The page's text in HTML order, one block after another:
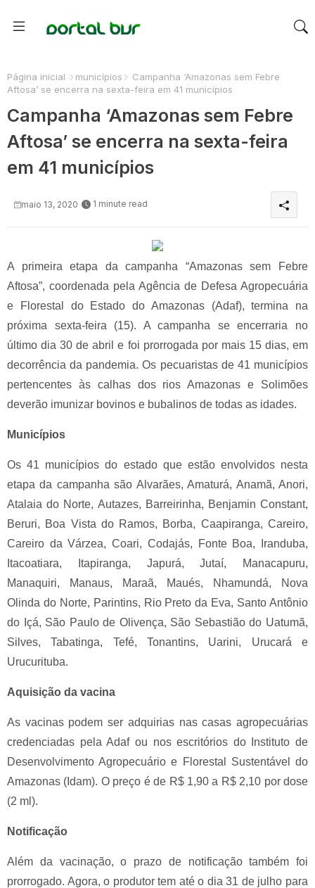
Página inicial municípios
Campanha ‘Amazonas sem Febre
Aftosa’ se encerra na sexta-feira em 41 municípios
Campanha ‘Amazonas sem Febre
Aftosa’ se encerra na sexta-feira
em 41 municípios
maio 13, 2020 1 minute read
A primeira etapa da campanha “Amazonas sem Febre
Aftosa”, coordenada pela Agência de Defesa Agropecuária
e Florestal do Estado do Amazonas (Adaf), termina na
próxima sexta-feira (15). A campanha se encerraria no
último dia 30 de abril e foi prorrogada por mais 15 dias, em
decorrência da pandemia. Os pecuaristas de 41 municípios
pertencentes às calhas dos rios Amazonas e Solimões
deverão imunizar bovinos e bubalinos de todas as idades.
Municípios
Os 41 municípios do estado que estão envolvidos nesta
etapa da campanha são Alvarães, Amaturá, Anamã, Anori,
Atalaia do Norte, Autazes, Barreirinha, Benjamin Constant,
Beruri, Boa Vista do Ramos, Borba, Caapiranga, Careiro,
Careiro da Várzea, Coari, Codajás, Fonte Boa, Iranduba,
Itacoatiara, Itapiranga, Japurá, Jutaí, Manacapuru,
Manaquiri, Manaus, Maraã, Maués, Nhamundá, Nova
Olinda do Norte, Parintins, Rio Preto da Eva, Santo Antônio
do Içá, São Paulo de Olivença, São Sebastião do Uatumã,
Silves, Tabatinga, Tefé, Tonantins, Uarini, Urucará e
Urucurituba.
Aquisição da vacina
As vacinas podem ser adquirias nas casas agropecuárias
credenciadas pela Adaf ou nos escritórios do Instituto de
Desenvolvimento Agropecuário e Florestal Sustentável do
Amazonas (Idam). O preço é de R$ 1,90 a R$ 2,10 por dose
(2 ml).
Notificação
Além da vacinação, o prazo de notificação também foi
prorrogado. Agora, o produtor tem até o dia 31 de julho para